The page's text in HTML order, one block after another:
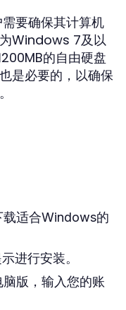
要确保其计算机
Windows 7及以
的自由硬盘
是必要的，以确保
适合Windows的
进行安装。
版，输入您的账